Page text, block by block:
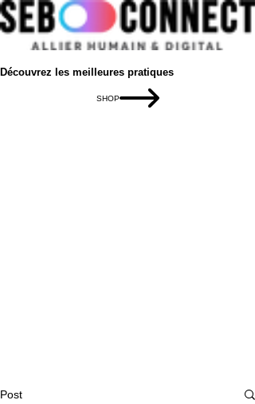
Découvrez les meilleures pratiques
SHOP
Post